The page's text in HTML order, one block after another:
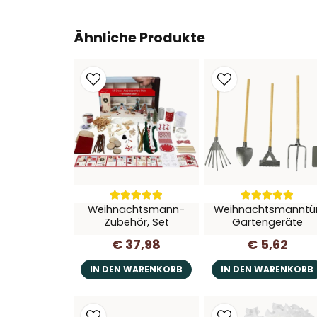
Ähnliche Produkte
Weihnachtsmann-
Zubehör, Set
€ 37,98
IN DEN WARENKORB
Gartengeräte
€ 5,62
IN DEN WARENKORB